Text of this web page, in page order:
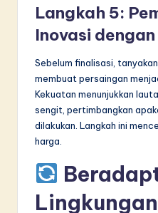
Langkah 5:
Inovasi
Sebelum finalisasi,
membuat persaingan
Kekuatan menunjukkan
sengit, pertimbangkan
dilakukan. Langkah ini
harga.